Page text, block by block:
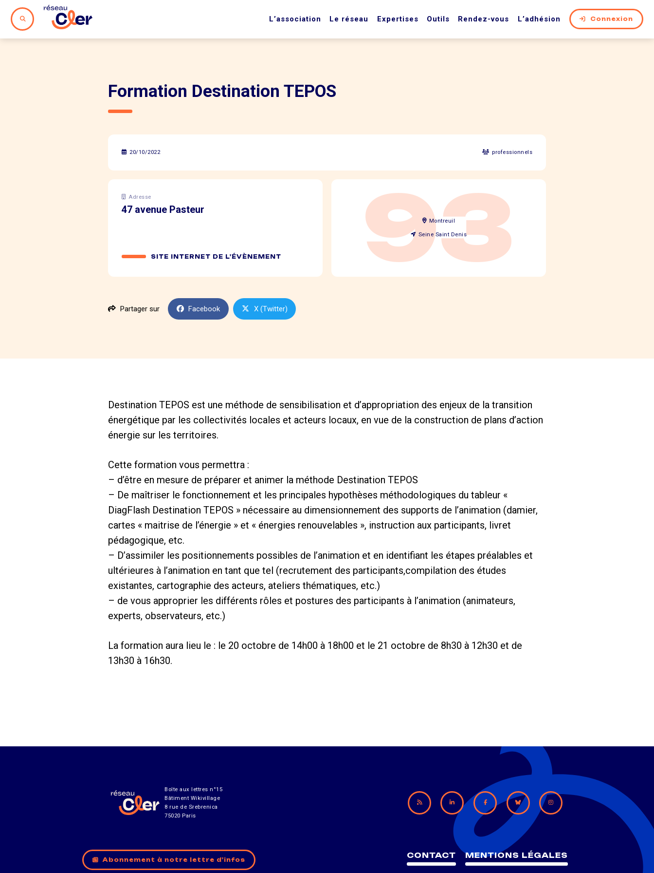
L’association Le réseau Expertises Outils Rendez-vous L’adhésion Connexion
Formation Destination TEPOS
20/10/2022 professionnels
Adresse
47 avenue Pasteur
SITE INTERNET DE L'ÉVÈNEMENT 93
Montreuil
Seine Saint Denis
Partager sur Facebook X (Twitter)
Destination TEPOS est une méthode de sensibilisation et d’appropriation des enjeux de la transition
énergétique par les collectivités locales et acteurs locaux, en vue de la construction de plans d’action
énergie sur les territoires.
Cette formation vous permettra :
– d’être en mesure de préparer et animer la méthode Destination TEPOS
– De maîtriser le fonctionnement et les principales hypothèses méthodologiques du tableur «
DiagFlash Destination TEPOS » nécessaire au dimensionnement des supports de l’animation (damier,
cartes « maitrise de l’énergie » et « énergies renouvelables », instruction aux participants, livret
pédagogique, etc.
– D’assimiler les positionnements possibles de l’animation et en identifiant les étapes préalables et
ultérieures à l’animation en tant que tel (recrutement des participants,compilation des études
existantes, cartographie des acteurs, ateliers thématiques, etc.)
– de vous approprier les différents rôles et postures des participants à l’animation (animateurs,
experts, observateurs, etc.)
La formation aura lieu le : le 20 octobre de 14h00 à 18h00 et le 21 octobre de 8h30 à 12h30 et de
13h30 à 16h30.
Boîte aux lettres n°15
Bâtiment Wikivillage
8 rue de Srebrenica
75020 Paris
Abonnement à notre lettre d'infos CONTACT MENTIONS LÉGALES